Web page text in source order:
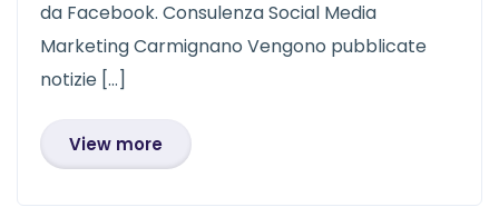
da Facebook. Consulenza Social Media
Marketing Carmignano Vengono pubblicate
notizie […]
View more